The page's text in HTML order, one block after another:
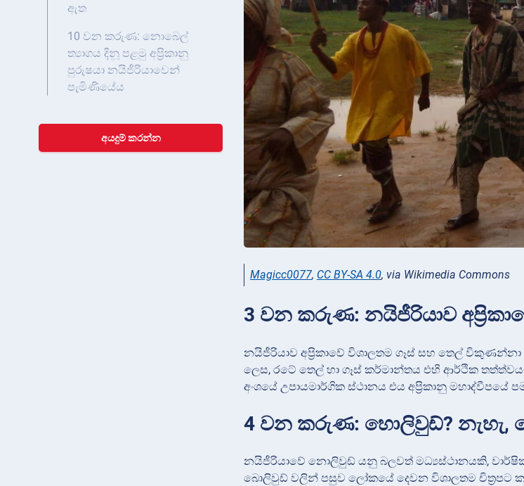
ඇත
10 වන කරුණ: නොබෙල්
ත්‍යාගය දිනූ පළමු අප්‍රිකානු
පුරුෂයා නයිජීරියාවෙන්
පැමිණියේය
අයදුම් කරන්න
Magicc0077, CC BY-SA 4.0, via Wikimedia Commons
3 වන කරුණ: නයිජීරියාව
නයිජීරියාව අප්‍රිකාවේ විශාලතම ගෑස් සහ තෙල්
ලෙස, රටේ තෙල් හා ගෑස් කර්මාන්තය එහි ආර්ථික
අංශයේ උපායමාර්ගික ස්ථානය එය අප්‍රිකානු
4 වන කරුණ: හොලිවුඩ්? නැහැ,
නයිජීරියාවේ නොලිවුඩ් යනු බලවත් මධ්‍යස්ථානයකි,
බොලිවුඩ් වලින් පසුව ලෝකයේ දෙවන විශාලතම චිත්‍රපට